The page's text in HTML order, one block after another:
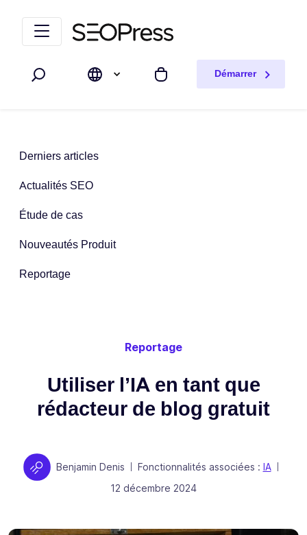
Rechercher Mon panier
Démarrer
Derniers articles
Actualités SEO
Étude de cas
Nouveautés Produit
Reportage
Reportage
Utiliser l’IA en tant que
rédacteur de blog gratuit
Auteur
Benjamin Denis Fonctionnalités associées : IA
Publié le
12 décembre 2024